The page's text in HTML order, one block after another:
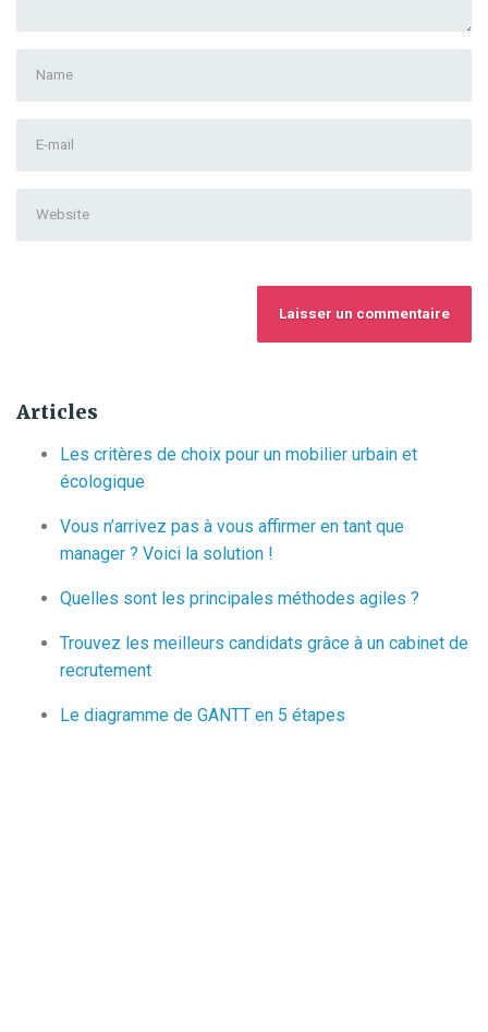
Last
name*
Address*
Articles
Les critères de choix pour un mobilier urbain et
écologique
Vous n’arrivez pas à vous affirmer en tant que
manager ? Voici la solution !
Quelles sont les principales méthodes agiles ?
Trouvez les meilleurs candidats grâce à un cabinet de
recrutement
Le diagramme de GANTT en 5 étapes